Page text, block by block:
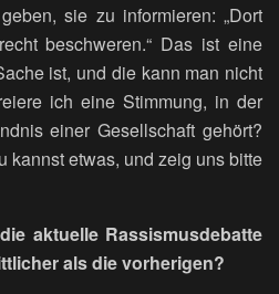
sie zu informieren: „Dort
beschweren.“ Das ist eine
ist, und die kann man nicht
ich eine Stimmung, in der
einer Gesellschaft gehört?
kannst etwas, und zeig uns bitte
aktuelle Rassismusdebatte
als die vorherigen?